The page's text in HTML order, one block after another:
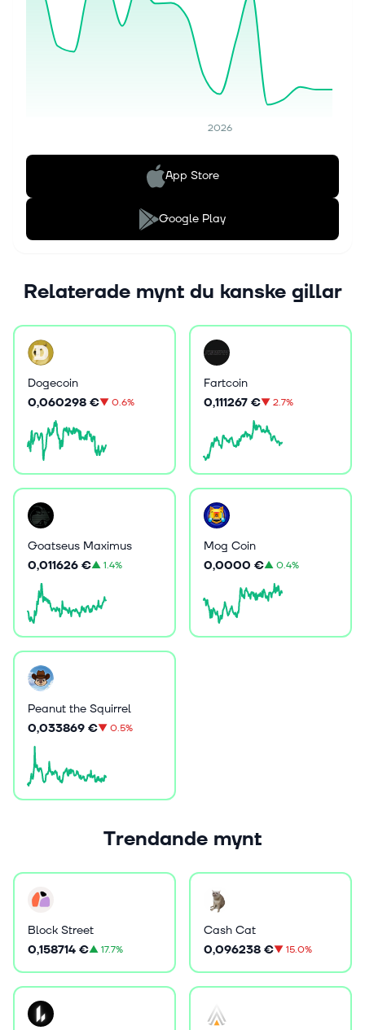
2026
App Store
Google Play
Relaterade mynt du kanske gillar
Dogecoin
0,060298 €▼0.6%
Fartcoin
0,111267 €▼2.7%
Goatseus Maximus
0,011626 €▲1.4%
Mog Coin
0,0000 €▲0.4%
Peanut the Squirrel
0,033869 €▼0.5%
Trendande mynt
Block Street
0,158714 €▲17.7%
Cash Cat
0,096238 €▼15.0%